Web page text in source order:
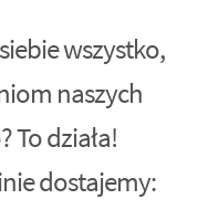
wszystko,
naszych
To działa!
dostajemy: